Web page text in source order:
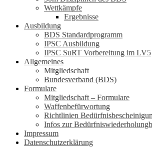
Wettkämpfe
Ergebnisse
Ausbildung
BDS Standardprogramm
IPSC Ausbildung
IPSC SuRT Vorbereitung im LV5
Allgemeines
Mitgliedschaft
Bundesverband (BDS)
Formulare
Mitgliedschaft – Formulare
Waffenbefürwortung
Richtlinien
Infos zur
Impressum
Datenschutzerklärung